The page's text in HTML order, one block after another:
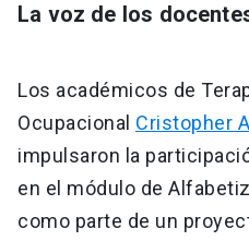
La voz de los
Los académicos de
Ocupacional Cristopher
impulsaron la
en el módulo de
como parte de un